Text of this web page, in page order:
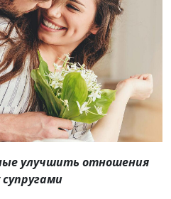
улучшить отношения